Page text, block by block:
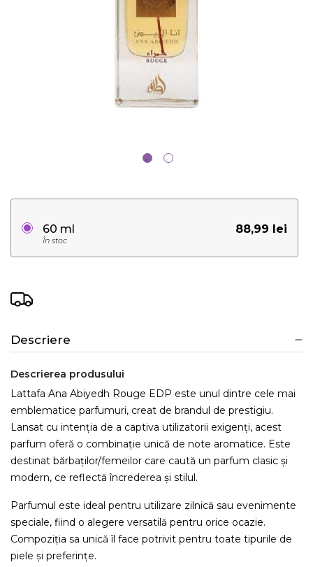
88,99 lei
60 ml
În stoc
Descriere
Descrierea produsului
Lattafa Ana Abiyedh Rouge EDP este unul dintre cele mai
emblematice parfumuri, creat de brandul de prestigiu.
Lansat cu intenția de a captiva utilizatorii exigenți, acest
parfum oferă o combinație unică de note aromatice. Este
destinat bărbaților/femeilor care caută un parfum clasic și
modern, ce reflectă încrederea și stilul.
Parfumul este ideal pentru utilizare zilnică sau evenimente
speciale, fiind o alegere versatilă pentru orice ocazie.
Compoziția sa unică îl face potrivit pentru toate tipurile de
piele și preferințe.